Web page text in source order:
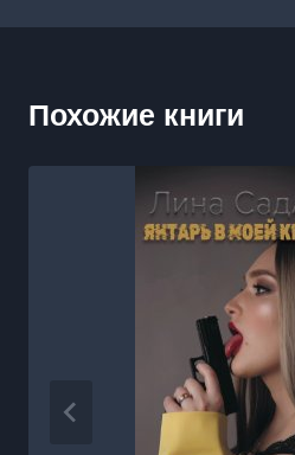
Похожие книги